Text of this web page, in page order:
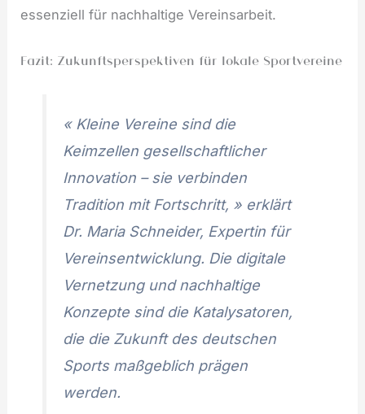
essenziell für nachhaltige Vereinsarbeit.
Fazit: Zukunftsperspektiven für lokale Sportvereine
« Kleine Vereine sind die
Keimzellen gesellschaftlicher
Innovation – sie verbinden
Tradition mit Fortschritt, » erklärt
Dr. Maria Schneider, Expertin für
Vereinsentwicklung. Die digitale
Vernetzung und nachhaltige
Konzepte sind die Katalysatoren,
die die Zukunft des deutschen
Sports maßgeblich prägen
werden.